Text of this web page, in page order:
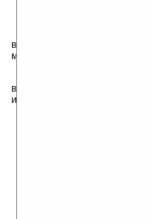
ританский веб-
выбору рождественских
мужчин.
Как правило, вне
выведать, что он хотел бы
из 10-и предложенных